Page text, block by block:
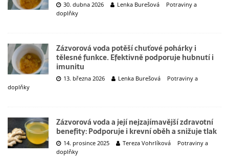
30. dubna 2026 Lenka Burešová
Potraviny a
doplňky
Zázvorová voda potěší chuťové pohárky i
tělesné funkce. Efektivně podporuje hubnutí i
imunitu
13. března 2026 Lenka Burešová
Potraviny a
doplňky
Zázvorová voda a její nejzajímavější zdravotní
benefity: Podporuje i krevní oběh a snižuje tlak
14. prosince 2025 Tereza Vohrlíková
Potraviny a
doplňky